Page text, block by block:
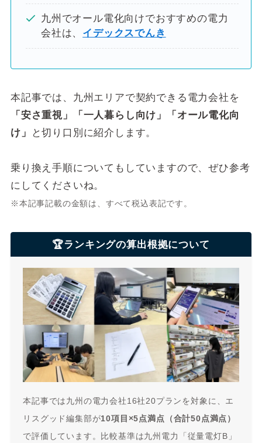
九州でオール電化向けでおすすめの電力
会社は、 イデックスでんき
本記事では、九州エリアで契約できる電力会社を
「安さ重視」「一人暮らし向け」「オール電化向
け」
と切り口別に紹介します。
乗り換え手順についてもしていますので、ぜひ参考
にしてくださいね。
※本記事記載の金額は、すべて税込表記です。
🏆ランキングの算出根拠について
本記事では九州の電力会社16社20プランを対象に、エ
リスグッド編集部が10項目×5点満点（合計50点満点）
で評価しています。比較基準は九州電力
「従量電灯B」